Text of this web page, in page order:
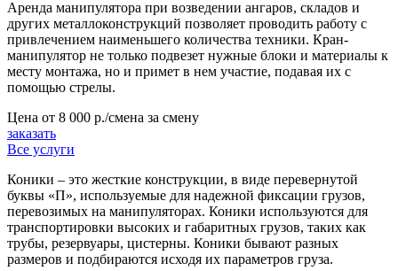
Аренда манипулятора при возведении ангаров, складов и
других металлоконструкций позволяет проводить работу с
привлечением наименьшего количества техники. Кран-
манипулятор не только подвезет нужные блоки и материалы к
месту монтажа, но и примет в нем участие, подавая их с
помощью стрелы.
Цена от 8 000 р./смена за смену
заказать
Все услуги
Коники – это жесткие конструкции, в виде перевернутой
буквы «П», используемые для надежной фиксации грузов,
перевозимых на манипуляторах. Коники используются для
транспортировки высоких и габаритных грузов, таких как
трубы, резервуары, цистерны. Коники бывают разных
размеров и подбираются исходя их параметров груза.